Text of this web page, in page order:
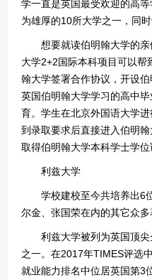
学一直是英国最受欢迎的高
为雄厚的10所大学之一，同
想要就读伯明翰大学的亲
大学2+2国际本科项目可以帮
翰大学签署合作协议，开设
英国伯明翰大学学习的高中
育。学生在北京外国语大学
到录取要求后直接进入伯明
取得伯明翰大学本科学士学位
利兹大学
学校建校至今共培养出6位
尔金、张国荣在内的其它众多
利兹大学被列为英国顶尖
之一。在2017年TIMES评选
就业能力排名中位居英国第3